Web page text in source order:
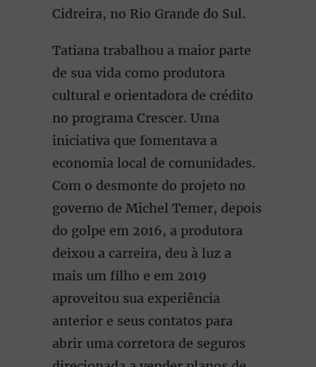
Cidreira, no Rio Grande do Sul.
Tatiana trabalhou a maior parte
de sua vida como produtora
cultural e orientadora de crédito
no programa Crescer. Uma
iniciativa que fomentava a
economia local de comunidades.
Com o desmonte do projeto no
governo de Michel Temer, depois
do golpe em 2016, a produtora
deixou a carreira, deu à luz a
mais um filho e em 2019
aproveitou sua experiência
anterior e seus contatos para
abrir uma corretora de seguros